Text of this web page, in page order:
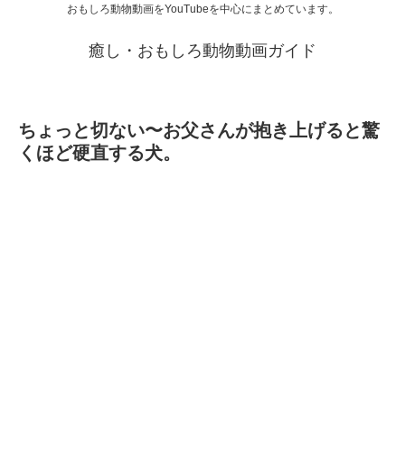
おもしろ動物動画をYouTubeを中心にまとめています。
癒し・おもしろ動物動画ガイド
ちょっと切ない〜お父さんが抱き上げると驚
くほど硬直する犬。